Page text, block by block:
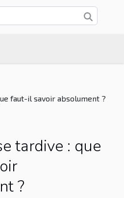
faut-il savoir absolument ?
tardive : que
?